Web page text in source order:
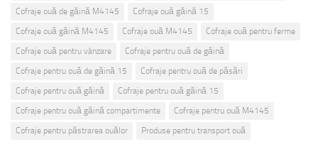
Cofraje ouă de găină M4145
Cofraje ouă găină 15
Cofraje ouă găină M4145
Cofraje ouă M4145
Cofraje ouă pentru ferme
Cofraje ouă pentru vânzare
Cofraje pentru ouă de găină
Cofraje pentru ouă de găină 15
Cofraje pentru ouă de păsări
Cofraje pentru ouă găină
Cofraje pentru ouă găină 15
Cofraje pentru ouă găină compartimente
Cofraje pentru ouă M4145
Cofraje pentru păstrarea ouălor
Produse pentru transport ouă